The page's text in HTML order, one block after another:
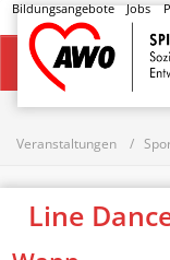
Bildungsangebote Jobs
Startseite
Veranstaltungen
Line